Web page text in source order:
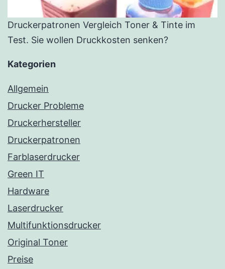
Druckerpatronen Vergleich Toner & Tinte im
Test. Sie wollen Druckkosten senken?
Kategorien
Allgemein
Drucker Probleme
Druckerhersteller
Druckerpatronen
Farblaserdrucker
Green IT
Hardware
Laserdrucker
Multifunktionsdrucker
Original Toner
Preise